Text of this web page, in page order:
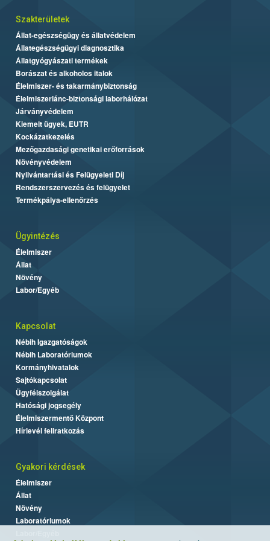
Szakterületek
Állat-egészségügy és állatvédelem
Állategészségügyi diagnosztika
Állatgyógyászati termékek
Borászat és alkoholos italok
Élelmiszer- és takarmánybiztonság
Élelmiszerlánc-biztonsági laborhálózat
Járványvédelem
Kiemelt ügyek, EUTR
Kockázatkezelés
Mezőgazdasági genetikai erőforrások
Növényvédelem
Nyilvántartási és Felügyeleti Díj
Rendszerszervezés és felügyelet
Termékpálya-ellenőrzés
Ügyintézés
Élelmiszer
Állat
Növény
Labor/Egyéb
Kapcsolat
Nébih Igazgatóságok
Nébih Laboratóriumok
Kormányhivatalok
Sajtókapcsolat
Ügyfélszolgálat
Hatósági jogsegély
Élelmiszermentő Központ
Hírlevél feliratkozás
Gyakori kérdések
Élelmiszer
Állat
Növény
Laboratóriumok